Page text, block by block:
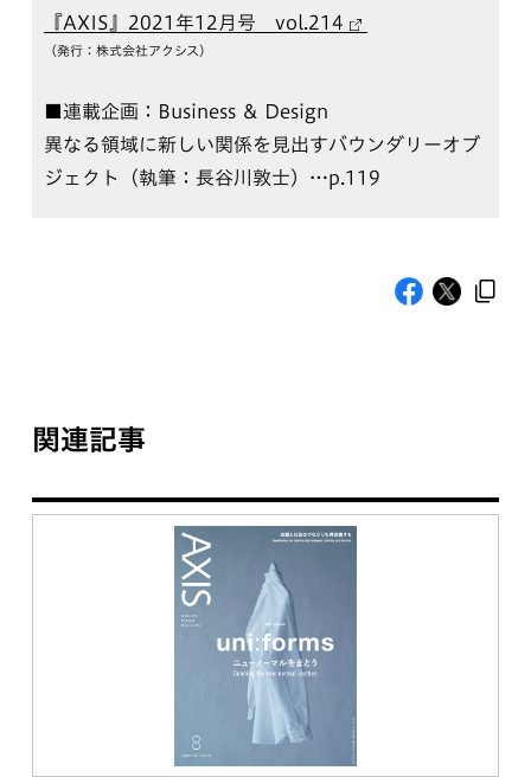
『AXIS』2021年12月号 vol.214
（発行：株式会社アクシス）
■連載企画：Business ＆ Design
異なる領域に新しい関係を見出すバウンダリーオブ
ジェクト（執筆：長谷川敦士）…p.119
関連記事